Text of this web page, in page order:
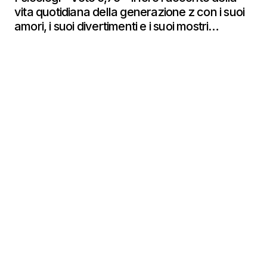
vita quotidiana della generazione z con i suoi
amori, i suoi divertimenti e i suoi mostri…